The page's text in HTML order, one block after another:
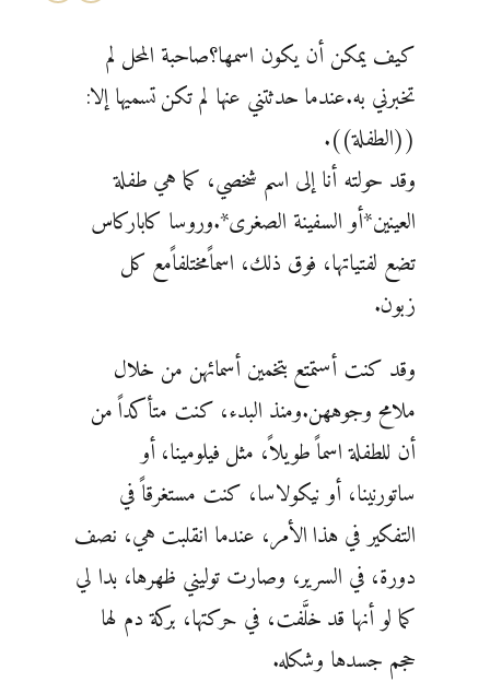
كيف يمكن أن يكون اسمها؟صاحبة المحل لم
تخبرني به.عندما حدثتني عنها لم تكن تسميها إلا:
((الطفلة)).
وقد ‏حولته أنا إلى اسم شخصي، كما هي طفلة
العينين*أو السفينة الصغرى*.وروسا كاباركاس
تضع لفتياتها، فوق ‏ذلك، اسماًمختلفاًمع كل
زبون.
وقد كنت أستمتع بتخمين أسمائهن من خلال
ملامح وجوههن.ومنذ البدء، كنت ‏متأكداً من
أن للطفلة اسماً طويلاً، مثل فيلومينا، أو
ساتورنينا، أو نيكولاسا، كنت مستغرقاً في
التفكير في هذا ‏الأمر، عندما انقلبت هي، نصف
دورة، في السرير، وصارت توليني ظهرها، بدا لي
كما لو أنها قد خلَّفت، في ‏حركتها، بركة دم لها
حجم جسدها وشكله.